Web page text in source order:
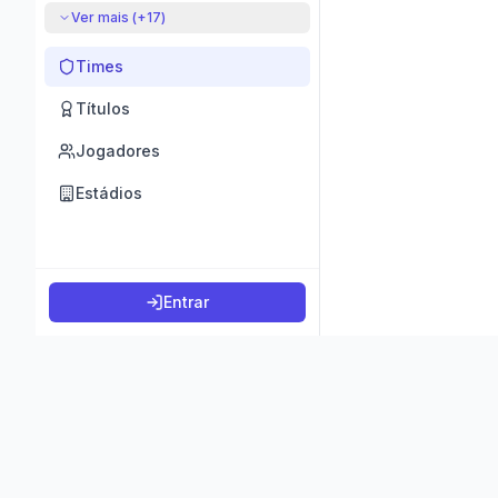
Ver mais (+17)
Times
Títulos
Jogadores
Estádios
Entrar